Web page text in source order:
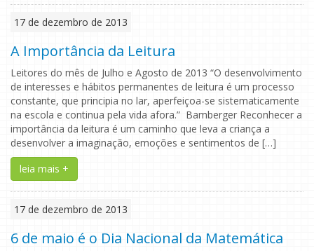
17 de dezembro de 2013
A Importância da Leitura
Leitores do mês de Julho e Agosto de 2013 “O desenvolvimento
de interesses e hábitos permanentes de leitura é um processo
constante, que principia no lar, aperfeiçoa-se sistematicamente
na escola e continua pela vida afora.” Bamberger Reconhecer a
importância da leitura é um caminho que leva a criança a
desenvolver a imaginação, emoções e sentimentos de […]
leia mais +
17 de dezembro de 2013
6 de maio é o Dia Nacional da Matemática